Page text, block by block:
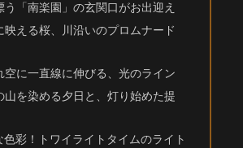
う「南楽園」の玄関口がお出迎え
映える桜、川沿いのプロムナード
空に一直線に伸びる、光のライン
山を染める夕日と、灯り始めた提
色彩！トワイライトタイムのライト